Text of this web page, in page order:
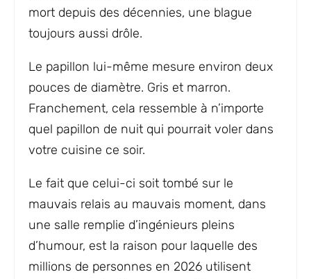
mort depuis des décennies, une blague
toujours aussi drôle.
Le papillon lui-même mesure environ deux
pouces de diamètre. Gris et marron.
Franchement, cela ressemble à n’importe
quel papillon de nuit qui pourrait voler dans
votre cuisine ce soir.
Le fait que celui-ci soit tombé sur le
mauvais relais au mauvais moment, dans
une salle remplie d’ingénieurs pleins
d’humour, est la raison pour laquelle des
millions de personnes en 2026 utilisent